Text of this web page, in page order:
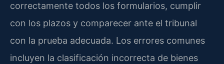
correctamente todos los formularios, cumplir
con los plazos y comparecer ante el tribunal
con la prueba adecuada. Los errores comunes
incluyen la clasificación incorrecta de bienes